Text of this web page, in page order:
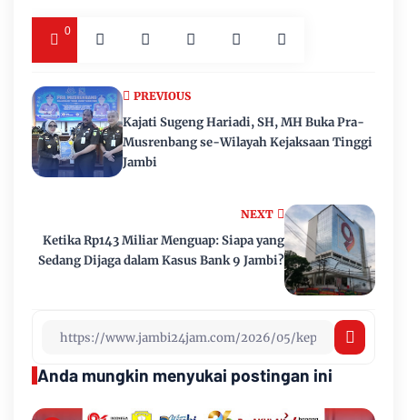
0
NEXT
Ketika Rp143 Miliar Menguap: Siapa yang
Sedang Dijaga dalam Kasus Bank 9 Jambi?
PREVIOUS
Kajati Sugeng Hariadi, SH, MH Buka Pra-
Musrenbang se-Wilayah Kejaksaan Tinggi
Jambi
Anda mungkin menyukai postingan ini